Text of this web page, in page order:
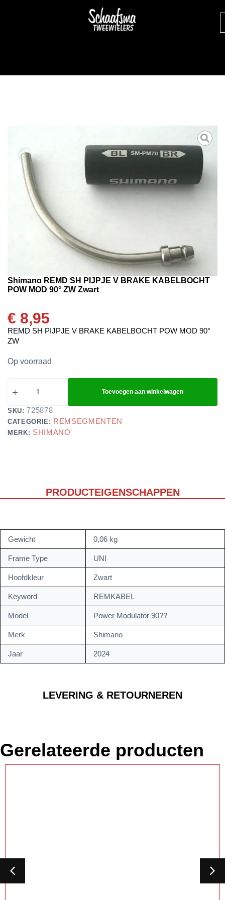
Shimano REMD SH PIJPJE V BRAKE KABELBOCHT
POW MOD 90° ZW Zwart
€ 8,95
REMD SH PIJPJE V BRAKE KABELBOCHT POW MOD 90°
ZW
Op voorraad
Toevoegen aan winkelwagen
SKU: 725878
CATEGORIE: REMSEGMENTEN
MERK: SHIMANO
PRODUCTEIGENSCHAPPEN
LEVERING & RETOURNEREN
Gewicht 0,06 kg
Frame Type UNI
Hoofdkleur Zwart
Keyword REMKABEL
Model Power Modulator 90??
Merk Shimano
Jaar 2024
Gerelateerde producten